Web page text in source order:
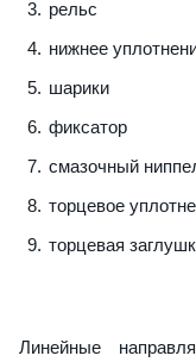
рельс
нижнее
шарики
фиксатор
смазочный
торцевое
торцевая
Линейные